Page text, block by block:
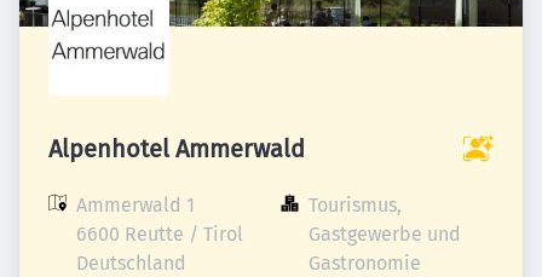
Alpenhotel Ammerwald
Ammerwald 1
6600 Reutte / Tirol
Deutschland
Tourismus,
Gastgewerbe und
Gastronomie